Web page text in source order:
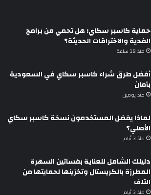
حماية كاسبر سكاي: هل تحمي من برامج
الفدية والاختراقات الحديثة؟
منذ 18 ساعة
أفضل طرق شراء كاسبر سكاي في السعودية
بأمان
منذ يومين
لماذا يفضل المستخدمون نسخة كاسبر سكاي
الأصلي؟
منذ 3 أيام
دليلك الشامل للعناية بفساتين السهرة
المطرزة بالكريستال وتخزينها لحمايتها من
التلف
منذ 3 أيام